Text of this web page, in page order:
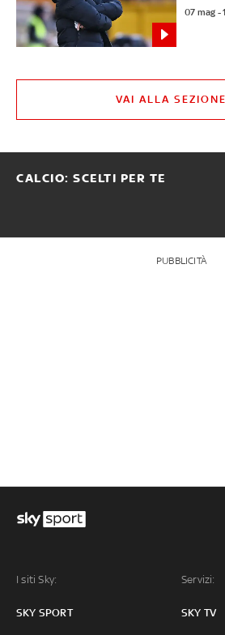
07 mag -
VAI ALLA SEZIONE
CALCIO: SCELTI PER TE
PUBBLICITÀ
I siti Sky:
SKY SPORT
Servizi:
SKY TV